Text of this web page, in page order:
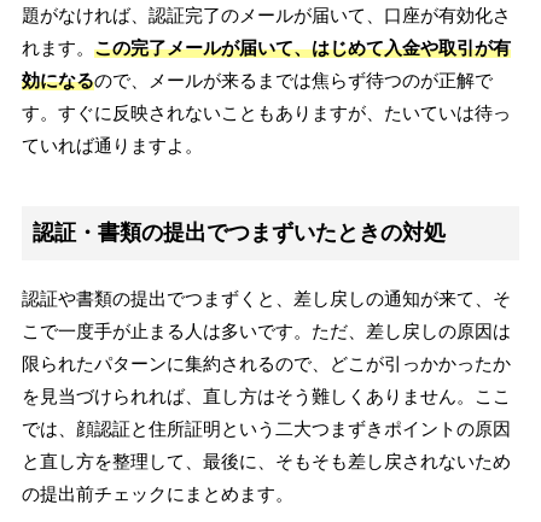
題がなければ、認証完了のメールが届いて、口座が有効化さ
れます。 この完了メールが届いて、はじめて入金や取引が有
効になるので、メールが来るまでは焦らず待つのが正解で
す。すぐに反映されないこともありますが、たいていは待っ
ていれば通りますよ。
認証・書類の提出でつまずいたときの対処
認証や書類の提出でつまずくと、差し戻しの通知が来て、そ
こで一度手が止まる人は多いです。ただ、差し戻しの原因は
限られたパターンに集約されるので、どこが引っかかったか
を見当づけられれば、直し方はそう難しくありません。ここ
では、顔認証と住所証明という二大つまずきポイントの原因
と直し方を整理して、最後に、そもそも差し戻されないため
の提出前チェックにまとめます。